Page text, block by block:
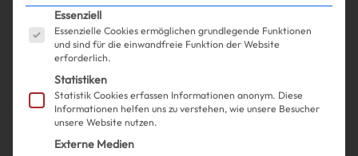
Es folgt eine Liste der Service-Gruppen, für die
Essenziell
Essenzielle Cookies ermöglichen grundlegende Funktionen
und sind für die einwandfreie Funktion der Website
erforderlich.
Statistiken
Statistik Cookies erfassen Informationen anonym. Diese
Informationen helfen uns zu verstehen, wie unsere Besucher
unsere Website nutzen.
Externe Medien